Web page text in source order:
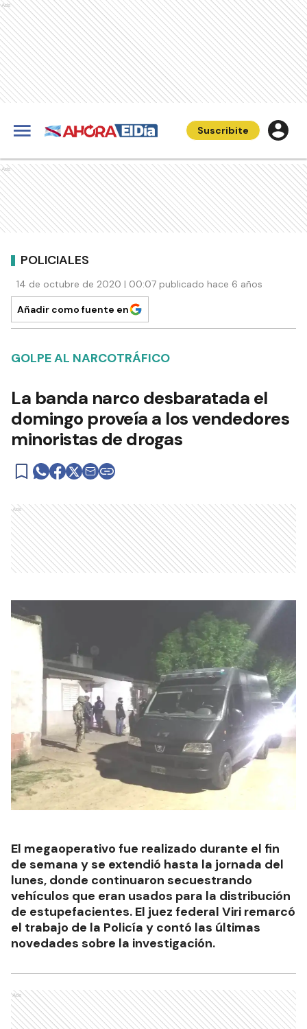
Ads
Suscribite
Ads
POLICIALES
14 de octubre de 2020 | 00:07 publicado hace 6 años
Añadir como fuente en
GOLPE AL NARCOTRÁFICO
La banda narco desbaratada el
domingo proveía a los vendedores
minoristas de drogas
Ads
El megaoperativo fue realizado durante el fin
de semana y se extendió hasta la jornada del
lunes, donde continuaron secuestrando
vehículos que eran usados para la distribución
de estupefacientes. El juez federal Viri remarcó
el trabajo de la Policía y contó las últimas
novedades sobre la investigación.
Ads